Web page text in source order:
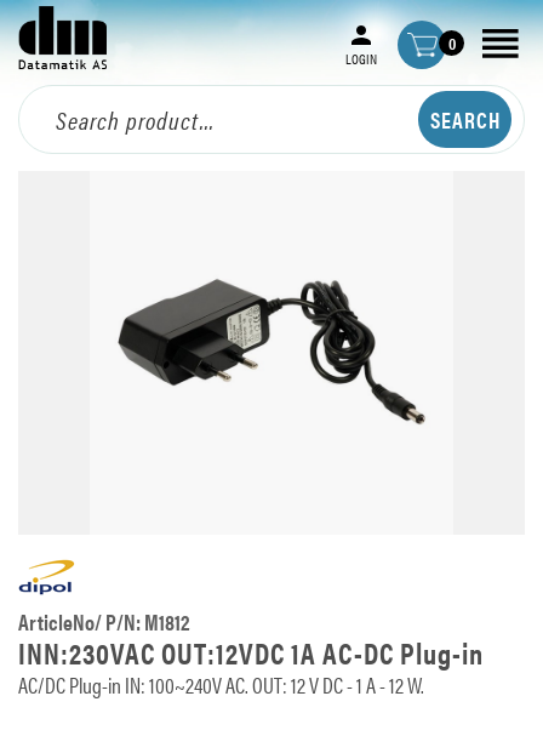
LOGIN
0
ArticleNo/ P/N: M1812
INN:230VAC OUT:12VDC 1A AC-DC Plug-in
AC/DC Plug-in IN: 100~240V AC. OUT: 12 V DC - 1 A - 12 W.